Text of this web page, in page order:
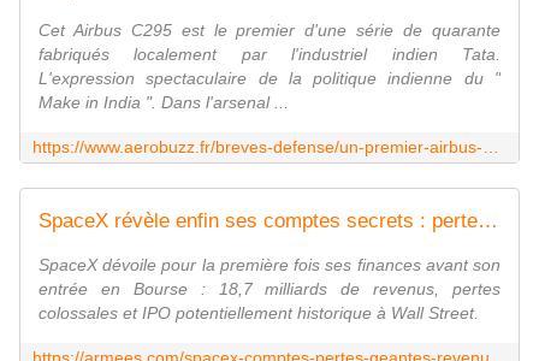
Cet Airbus C295 est le premier d'une série de quarante
fabriqués localement par l'industriel indien Tata.
L'expression spectaculaire de la politique indienne du "
Make in India ". Dans l'arsenal ...
SpaceX révèle enfin ses comptes secrets : pertes géantes, revenus records et IPO historique
SpaceX dévoile pour la première fois ses finances avant son
entrée en Bourse : 18,7 milliards de revenus, pertes
colossales et IPO potentiellement historique à Wall Street.